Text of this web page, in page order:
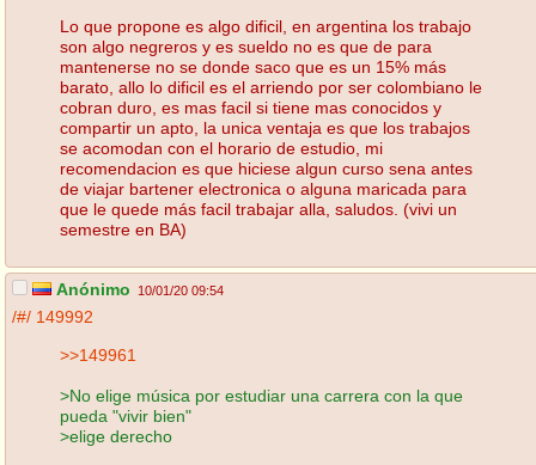
Lo que propone es algo dificil, en argentina los trabajo
son algo negreros y es sueldo no es que de para
mantenerse no se donde saco que es un 15% más
barato, allo lo dificil es el arriendo por ser colombiano le
cobran duro, es mas facil si tiene mas conocidos y
compartir un apto, la unica ventaja es que los trabajos
se acomodan con el horario de estudio, mi
recomendacion es que hiciese algun curso sena antes
de viajar bartener electronica o alguna maricada para
que le quede más facil trabajar alla, saludos. (vivi un
semestre en BA)
Anónimo 10/01/20 09:54
/#/ 149992
>>149961
>No elige música por estudiar una carrera con la que
pueda "vivir bien"
>elige derecho